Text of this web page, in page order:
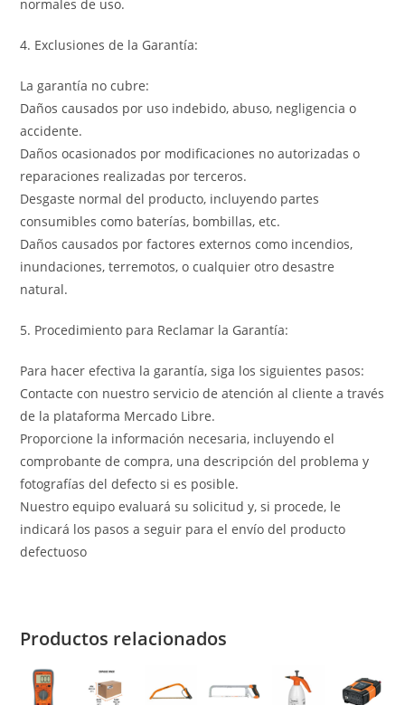
normales de uso.
4. Exclusiones de la Garantía:
La garantía no cubre:
Daños causados por uso indebido, abuso, negligencia o
accidente.
Daños ocasionados por modificaciones no autorizadas o
reparaciones realizadas por terceros.
Desgaste normal del producto, incluyendo partes
consumibles como baterías, bombillas, etc.
Daños causados por factores externos como incendios,
inundaciones, terremotos, o cualquier otro desastre
natural.
5. Procedimiento para Reclamar la Garantía:
Para hacer efectiva la garantía, siga los siguientes pasos:
Contacte con nuestro servicio de atención al cliente a través
de la plataforma Mercado Libre.
Proporcione la información necesaria, incluyendo el
comprobante de compra, una descripción del problema y
fotografías del defecto si es posible.
Nuestro equipo evaluará su solicitud y, si procede, le
indicará los pasos a seguir para el envío del producto
defectuoso
Productos relacionados